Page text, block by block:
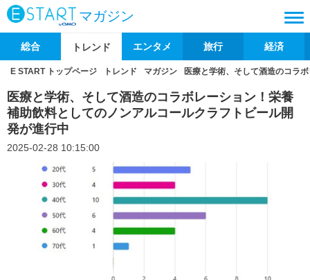
マガジン
総合 トレンド エンタメ 旅行 経済
E START トップページ トレンド マガジン 医療と学術、そして酒造のコラ
医療と学術、そして酒造のコラボレーション！栄養
補助飲料としてのノンアルコールクラフトビール開
発が進行中
2025-02-28 10:15:00